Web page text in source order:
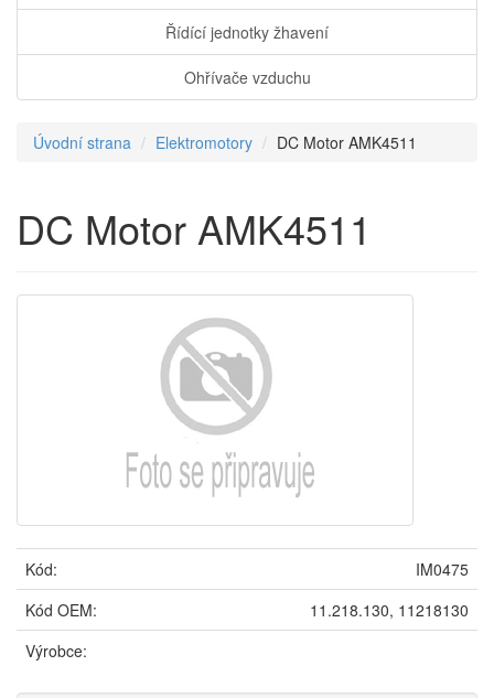
Řídící jednotky žhavení
Ohřívače vzduchu
Úvodní strana Elektromotory DC Motor AMK4511
DC Motor AMK4511
Kód:
IM0475
Kód OEM:
11.218.130, 11218130
Výrobce: